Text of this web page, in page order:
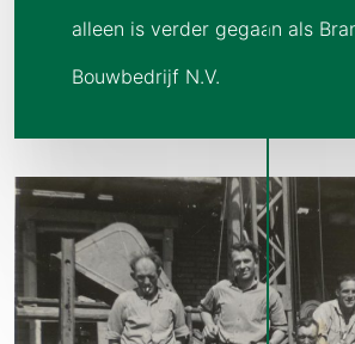
alleen is verder gegaan als
Bouwbedrijf N.V.